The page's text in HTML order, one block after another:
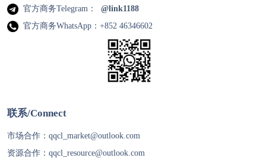
官方商务Telegram：
@link1188
官方商务WhatsApp：+852 46346602
联系/Connect
市场合作： qqcl_market@outlook.com
资源合作： qqcl_resource@outlook.com